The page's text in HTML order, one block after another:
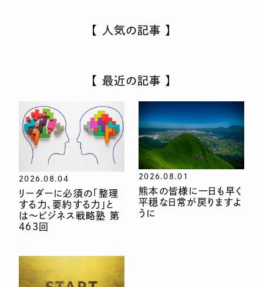
【 人気の記事 】
【 最近の記事 】
2026.08.04
リーダーに必須の「整理
する力、要約する力」と
は〜ビジネス戦略塾 第
463回
2026.08.01
熊本の皆様に一日も早く
平穏な日常が戻りますよ
うに